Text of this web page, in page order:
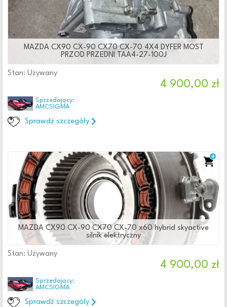
MAZDA CX90 CX-90 CX70 CX-70 4X4 DYFER MOST
PRZOD PRZEDNI TAA4-27-100J
Stan: Używany
4 900,00 zł
Sprzedający:
AMCSIGMA
Sprawdź szczegóły
MAZDA CX90 CX-90 CX70 CX-70 x60 hybrid skyactive
silnik elektryczny
Stan: Używany
4 900,00 zł
Sprzedający:
AMCSIGMA
Sprawdź szczegóły